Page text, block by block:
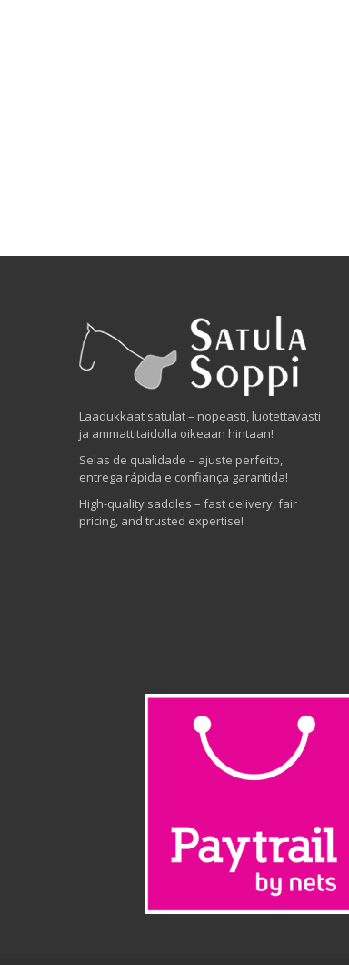
Laadukkaat satulat – nopeasti, luotettavasti
ja ammattitaidolla oikeaan hintaan!
Selas de qualidade – ajuste perfeito,
entrega rápida e confiança garantida!
High-quality saddles – fast delivery, fair
pricing, and trusted expertise!